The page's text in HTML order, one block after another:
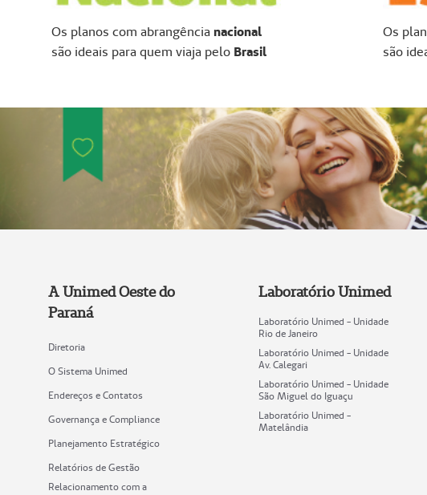
Os planos com abrangência nacional
são ideais para quem viaja pelo Brasil
Os
são
A Unimed Oeste do
Paraná
Diretoria
O Sistema Unimed
Endereços e Contatos
Governança e Compliance
Planejamento Estratégico
Relatórios de Gestão
Relacionamento com a
Laboratório Unimed
Laboratório Unimed - Unidade
Rio de Janeiro
Laboratório Unimed - Unidade
Av. Calegari
Laboratório Unimed - Unidade
São Miguel do Iguaçu
Laboratório Unimed -
Matelândia